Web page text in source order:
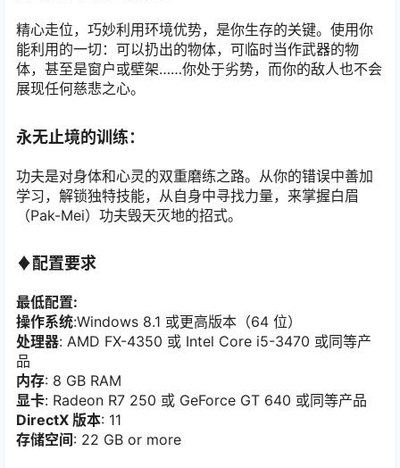
精心走位，巧妙利用环境优势，是你生存的关键。使用你
能利用的一切：可以扔出的物体，可临时当作武器的物
体，甚至是窗户或壁架……你处于劣势，而你的敌人也不会
展现任何慈悲之心。
永无止境的训练：
功夫是对身体和心灵的双重磨练之路。从你的错误中善加
学习，解锁独特技能，从自身中寻找力量，来掌握白眉
（Pak-Mei）功夫毁天灭地的招式。
♦配置要求
最低配置:
操作系统:Windows 8.1 或更高版本（64 位）
处理器: AMD FX-4350 或 Intel Core i5-3470 或同等产
品
内存: 8 GB RAM
显卡: Radeon R7 250 或 GeForce GT 640 或同等产品
DirectX 版本: 11
存储空间: 22 GB or more